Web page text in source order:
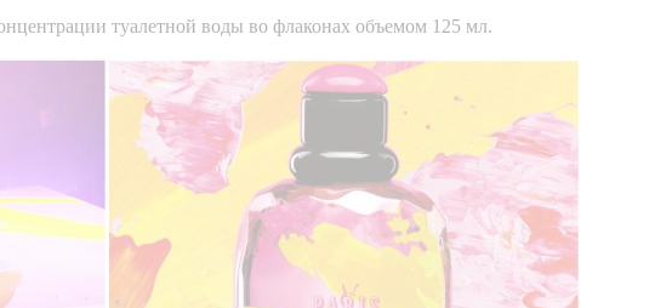
туалетной воды во флаконах объемом 125 мл.